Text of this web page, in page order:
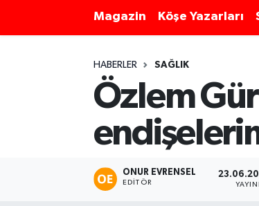
Magazin Köşe Yazarları
HABERLER SAĞLIK
Özlem
ONUR EVRENSEL
EDITÖR